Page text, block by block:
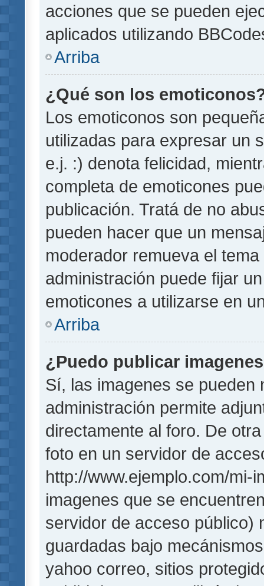
acciones que se pueden
aplicados utilizando
Arriba
¿Qué son los
Los emoticonos son
utilizadas para expresar un
e.j. :) denota felicidad,
completa de emoticones
publicación. Tratá de no
pueden hacer que un
moderador remueva el
administración puede fijar
emoticones a utilizarse en
Arriba
¿Puedo publicar
Sí, las imagenes se pueden
administración permite
directamente al foro. De
foto en un servidor de
http://www.ejemplo.com/mi-
imagenes que se
servidor de acceso público)
guardadas bajo
yahoo correo, sitios